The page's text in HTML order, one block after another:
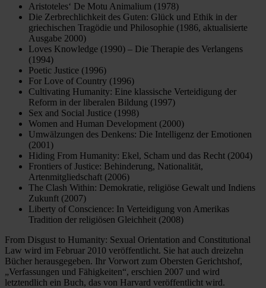
Aristoteles‘ De Motu Animalium (1978)
Die Zerbrechlichkeit des Guten: Glück und Ethik in der
griechischen Tragödie und Philosophie (1986, aktualisierte
Ausgabe 2000)
Loves Knowledge (1990) – Die Therapie des Verlangens
(1994)
Poetic Justice (1996)
For Love of Country (1996)
Cultivating Humanity: Eine klassische Verteidigung der
Reform in der liberalen Bildung (1997)
Sex and Social Justice (1998)
Women and Human Development (2000)
Umwälzungen des Denkens: Die Intelligenz der Emotionen
(2001)
Hiding From Humanity: Ekel, Scham und das Recht (2004)
Frontiers of Justice: Behinderung, Nationalität,
Artenmitgliedschaft (2006)
The Clash Within: Demokratie, religiöse Gewalt und Indiens
Zukunft (2007)
Liberty of Conscience: In Verteidigung von Amerikas
Tradition der religiösen Gleichheit (2008)
From Disgust to Humanity: Sexual Orientation and Constitutional
Law wird im Februar 2010 veröffentlicht. Sie hat auch dreizehn
Bücher herausgegeben. Ihr Vorwort zum Obersten Gerichtshof,
„Verfassungen und Fähigkeiten“, erschien 2007 und wird
letztendlich ein Buch, das von Harvard veröffentlicht wird.